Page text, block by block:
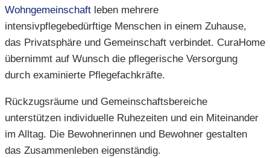
Wohngemeinschaft leben mehrere
intensivpflegebedürftige Menschen in einem Zuhause,
das Privatsphäre und Gemeinschaft verbindet. CuraHome
übernimmt auf Wunsch die pflegerische Versorgung
durch examinierte Pflegefachkräfte.
Rückzugsräume und Gemeinschaftsbereiche
unterstützen individuelle Ruhezeiten und ein Miteinander
im Alltag. Die Bewohnerinnen und Bewohner gestalten
das Zusammenleben eigenständig.